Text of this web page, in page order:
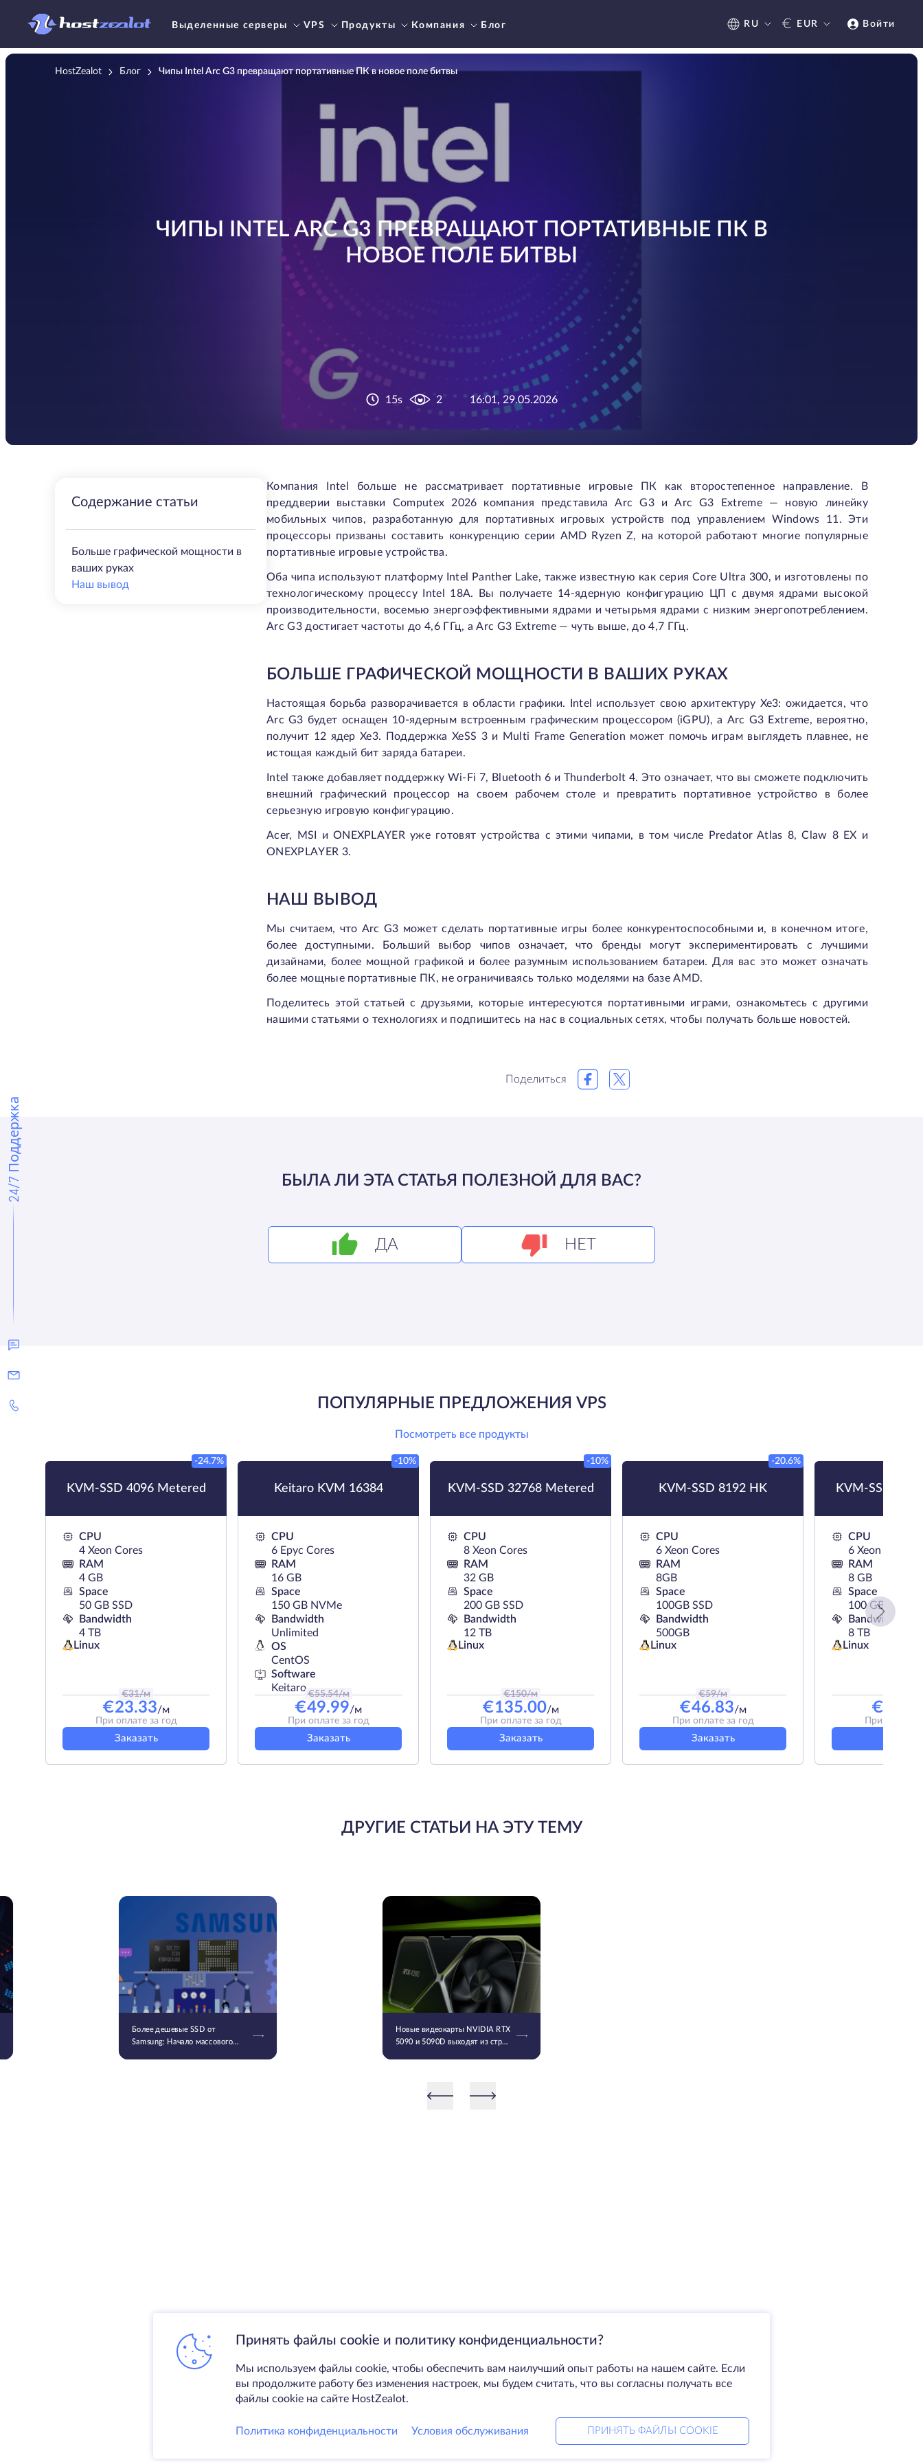
Выделенные серверы VPS Продукты Компания Блог RU € EUR Войти
24/7 Поддержка
HostZealot Блог Чипы Intel Arc G3 превращают портативные ПК в новое поле битвы
ЧИПЫ INTEL ARC G3 ПРЕВРАЩАЮТ ПОРТАТИВНЫЕ ПК В
НОВОЕ ПОЛЕ БИТВЫ
15s 2 16:01, 29.05.2026
Содержание статьи
Больше графической мощности в
ваших руках
Наш вывод
Компания Intel больше не рассматривает портативные игровые ПК как второстепенное направление. В
преддверии выставки Computex 2026 компания представила Arc G3 и Arc G3 Extreme — новую линейку
мобильных чипов, разработанную для портативных игровых устройств под управлением Windows 11. Эти
процессоры призваны составить конкуренцию серии AMD Ryzen Z, на которой работают многие популярные
портативные игровые устройства.
Оба чипа используют платформу Intel Panther Lake, также известную как серия Core Ultra 300, и изготовлены по
технологическому процессу Intel 18A. Вы получаете 14-ядерную конфигурацию ЦП с двумя ядрами высокой
производительности, восемью энергоэффективными ядрами и четырьмя ядрами с низким энергопотреблением.
Arc G3 достигает частоты до 4,6 ГГц, а Arc G3 Extreme — чуть выше, до 4,7 ГГц.
БОЛЬШЕ ГРАФИЧЕСКОЙ МОЩНОСТИ В ВАШИХ РУКАХ
Настоящая борьба разворачивается в области графики. Intel использует свою архитектуру Xe3: ожидается, что
Arc G3 будет оснащен 10-ядерным встроенным графическим процессором (iGPU), а Arc G3 Extreme, вероятно,
получит 12 ядер Xe3. Поддержка XeSS 3 и Multi Frame Generation может помочь играм выглядеть плавнее, не
истощая каждый бит заряда батареи.
Intel также добавляет поддержку Wi-Fi 7, Bluetooth 6 и Thunderbolt 4. Это означает, что вы сможете подключить
внешний графический процессор на своем рабочем столе и превратить портативное устройство в более
серьезную игровую конфигурацию.
Acer, MSI и ONEXPLAYER уже готовят устройства с этими чипами, в том числе Predator Atlas 8, Claw 8 EX и
ONEXPLAYER 3.
НАШ ВЫВОД
Мы считаем, что Arc G3 может сделать портативные игры более конкурентоспособными и, в конечном итоге,
более доступными. Больший выбор чипов означает, что бренды могут экспериментировать с лучшими
дизайнами, более мощной графикой и более разумным использованием батареи. Для вас это может означать
более мощные портативные ПК, не ограничиваясь только моделями на базе AMD.
Поделитесь этой статьей с друзьями, которые интересуются портативными играми, ознакомьтесь с другими
нашими статьями о технологиях и подпишитесь на нас в социальных сетях, чтобы получать больше новостей.
Поделиться
БЫЛА ЛИ ЭТА СТАТЬЯ ПОЛЕЗНОЙ ДЛЯ ВАС?
ДА НЕТ
ПОПУЛЯРНЫЕ ПРЕДЛОЖЕНИЯ VPS
Посмотреть все продукты
KVM-SSD 4096 Metered
-24.7%
CPU
4 Xeon Cores
RAM
4 GB
Space
50 GB SSD
Bandwidth
4 TB
Linux
€31/м
€23.33/м
При оплате за год
Заказать
Keitaro KVM 16384
-10%
CPU
6 Epyc Cores
RAM
16 GB
Space
150 GB NVMe
Bandwidth
Unlimited
OS
CentOS
Software
Keitaro
€55.54/м
€49.99/м
При оплате за год
Заказать
KVM-SSD 32768 Metered
-10%
CPU
8 Xeon Cores
RAM
32 GB
Space
200 GB SSD
Bandwidth
12 TB
Linux
€150/м
€135.00/м
При оплате за год
Заказать
KVM-SSD 8192 HK
-20.6%
CPU
6 Xeon Cores
RAM
8GB
Space
100GB SSD
Bandwidth
500GB
Linux
€59/м
€46.83/м
При оплате за год
Заказать
KVM-SSD
CPU
6 Xeon Cores
RAM
8 GB
Space
100 GB SSD
Bandwidth
8 TB
Linux
€
При оплате
ДРУГИЕ СТАТЬИ НА ЭТУ ТЕМУ
Более дешевые SSD от
Samsung: Начало массового
Новые видеокарты NVIDIA RTX
5090 и 5090D выходят из строя
Принять файлы cookie и политику конфиденциальности?
Мы используем файлы cookie, чтобы обеспечить вам наилучший опыт работы на нашем сайте. Если
вы продолжите работу без изменения настроек, мы будем считать, что вы согласны получать все
файлы cookie на сайте HostZealot.
Политика конфиденциальности Условия обслуживания ПРИНЯТЬ ФАЙЛЫ COOKIE